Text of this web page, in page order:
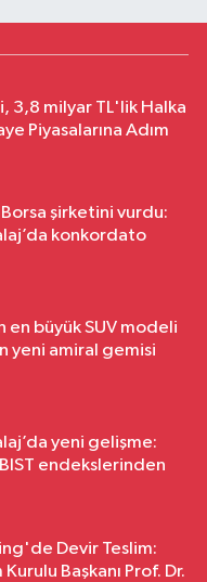
3,8 milyar TL'lik Halka
Piyasalarına Adım
şirketini vurdu:
konkordato
en büyük SUV modeli
yeni amiral gemisi
yeni gelişme:
endekslerinden
Devir Teslim:
Başkanı Prof. Dr.